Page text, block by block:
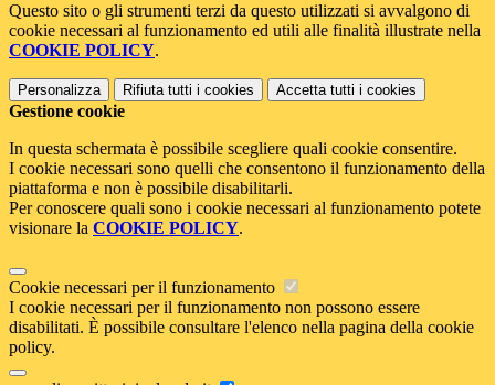
Questo sito o gli strumenti terzi da questo utilizzati si avvalgono di
cookie necessari al funzionamento ed utili alle finalità illustrate nella
COOKIE POLICY.
Personalizza Rifiuta tutti i cookies Accetta tutti i cookies
Gestione cookie
In questa schermata è possibile scegliere quali cookie consentire.
I cookie necessari sono quelli che consentono il funzionamento della
piattaforma e non è possibile disabilitarli.
Per conoscere quali sono i cookie necessari al funzionamento potete
visionare la COOKIE POLICY.
Cookie necessari per il funzionamento
I cookie necessari per il funzionamento non possono essere
disabilitati. È possibile consultare l'elenco nella pagina della cookie
policy.